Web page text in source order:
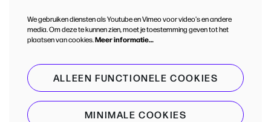
We gebruiken diensten als Youtube en Vimeo voor video's en andere
media. Om deze te kunnen zien, moet je toestemming geven tot het
plaatsen van cookies.Meer informatie…
ALLEEN FUNCTIONELE COOKIES
MINIMALE COOKIES